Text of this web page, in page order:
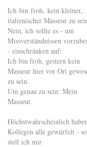
Ich bin froh, kein kleiner,
italienischer Masseur zu
Nein, ich sollte es - um
Missverständnissen
- einschränken auf:
Ich bin froh, gestern kein
Masseur hier vor Ort
zu sein.
Um genau zu sein: Mein
Masseur.
Höchstwahrscheinlich
Kollegen alle gewürfelt - so
stell ich mir